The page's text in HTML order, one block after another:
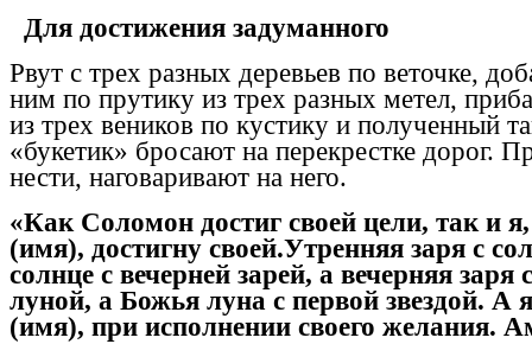
Для достижения задуманного
Рвут с трех разных деревьев по веточке,
ним по прутику из трех разных метел,
из трех веников по кустику и полученный
«букетик» бросают на перекрестке дорог.
нести, наговаривают на него.
«Как Соломон достиг своей цели, так и
(имя), достигну своей.Утренняя заря с
солнце с вечерней зарей, а вечерняя заря
луной, а Божья луна с первой звездой. А
(имя), при исполнении своего желания.